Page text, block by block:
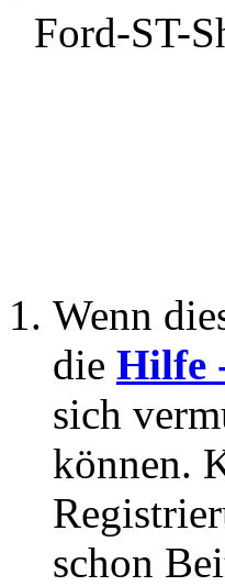
Ford-ST-
Wenn
die Hilfe
sich
können.
schon